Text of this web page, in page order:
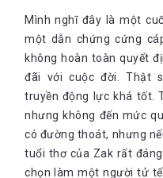
ngày càng rõ ràng hơn.
“Cha không còn ở đó
còn ở đó để dạy tôi
không còn ở đó để bảo
độc trên phố.”
Khi Z lên mười
Khi đã mười tuổi và phải
nhiều năm trời, Z không
phát từ việc họ biết cha
Mình nghĩ đây là một
một dẫn chứng cứng
không hoàn toàn quyết
đãi với cuộc đời. Thật
truyền động lực khá tốt.
nhưng không đến mức
có đường thoát, nhưng
tuổi thơ của Zak rất
chọn làm một người tử